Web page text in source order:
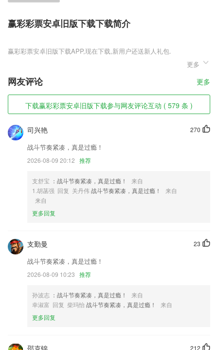
赢彩彩票安卓旧版下载下载简介
赢彩彩票安卓旧版下载
赢彩彩票安卓旧版下载是一款超级有趣的打雪仗模拟小游戏，玩家们可以
在游戏中操控自己设定的角色形象，在游戏中尽情的打雪仗，真实的雪球
弹道，需要玩家们进行一定的预判，才能够正中靶心的击中敌人。喜欢这
款游戏的玩家们快来下载吧。
赢彩彩票安卓旧版下载软件特色
1,书架：在这里对于自己阅读的资源进行管理，还能进行本地导入。
2,真实车主、实名注册，零风险拓展人脉圈，与虚假信息、无良广告说拜
3,发现人才，培养骨干
4,让线上教学变得更便捷化一些，在手机或是电脑中都是可以进行使用
5,快速降温，延长使用寿命。2265一键管理推送频繁的软件，还您简洁通
赢彩彩票安卓旧版下载软件优势
1.安全工程师题库新增搜题功能,安全工程师考试中的疑问一搜便知,更支
持语音和拍照搜题。
辅导，以及高中新高考选科、强基计划、综合评价、志愿填报等升学相关
3.提供校内新闻及资讯，及时获知公告通知
习。
更多
网友评论 更多
下载赢彩彩票安卓旧版下载参与网友评论互动 ( 579 条 )
270
司兴艳
战斗节奏紧凑，真是过瘾！
2026-08-09 20:12 推荐
支舒宝 ：战斗节奏紧凑，真是过瘾！
来自
1.胡菡强 回复 关丹伟 战斗节奏紧凑，真是过瘾！
来自
来自
更多回复
23
支勤曼
战斗节奏紧凑，真是过瘾！
2026-08-09 10:23 推荐
孙波志 ：战斗节奏紧凑，真是过瘾！
来自
幸淑富 回复 柴玛怡 战斗节奏紧凑，真是过瘾！
来自
更多回复
212
邵克锦